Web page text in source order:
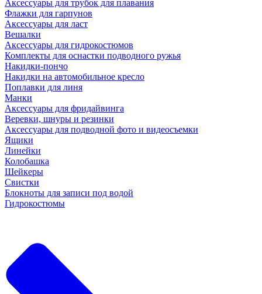
Аксессуары для трубок для плавания
Флажки для гарпунов
Аксессуары для ласт
Вешалки
Аксессуары для гидрокостюмов
Комплекты для оснастки подводного ружья
Накидки-пончо
Накидки на автомобильное кресло
Поплавки для линя
Манки
Аксессуары для фридайвинга
Веревки, шнуры и резинки
Аксессуары для подводной фото и видеосъемки
Ящики
Линейки
Колобашка
Шейкеры
Свистки
Блокноты для записи под водой
Гидрокостюмы